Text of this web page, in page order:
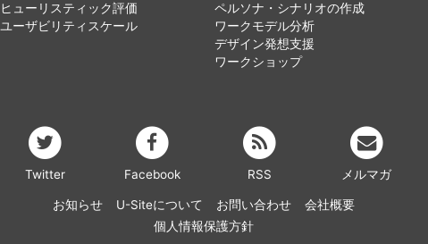
ヒューリスティック評価
ユーザビリティスケール
ペルソナ・シナリオの作成
ワークモデル分析
デザイン発想支援
ワークショップ
Twitter Facebook RSS メルマガ
お知らせ U-Siteについて お問い合わせ
会社概要
個人情報保護方針